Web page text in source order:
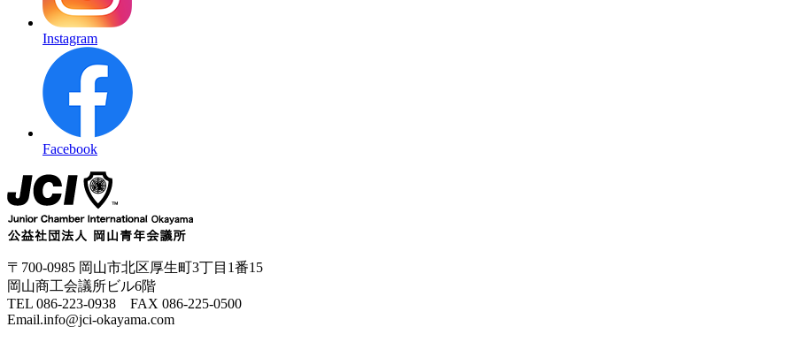
Instagram
Facebook
〒700-0985 岡山市北区厚生町3丁目1番15
岡山商工会議所ビル6階
TEL 086-223-0938 FAX 086-225-0500
Email.info@jci-okayama.com